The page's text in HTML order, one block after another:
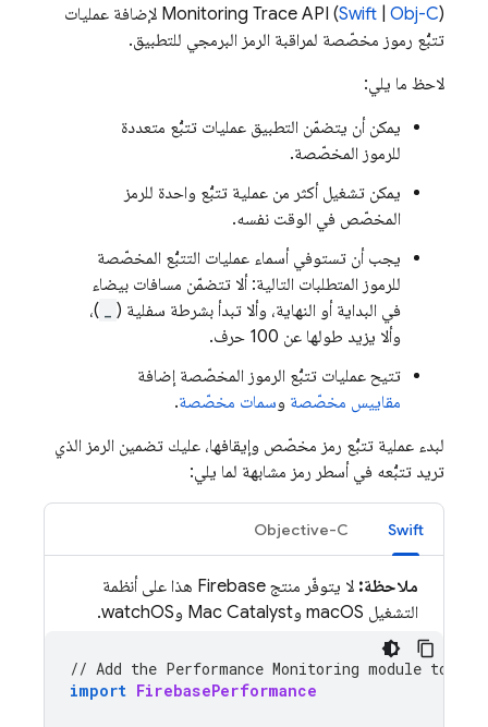
Monitoring Trace API (Swift Obj-C
) لإضافة عمليات
تتبُّع رموز مخصّصة لمراقبة الرمز البرمجي للتطبيق.
لاحظ ما يلي:
يمكن أن يتضمّن التطبيق عمليات تتبُّع متعددة
للرموز المخصّصة.
يمكن تشغيل أكثر من عملية تتبُّع واحدة للرمز
المخصّص في الوقت نفسه.
يجب أن تستوفي أسماء عمليات التتبُّع المخصّصة
للرموز المتطلبات التالية: ألا تتضمّن مسافات بيضاء
في البداية أو النهاية، وألا تبدأ بشرطة سفلية (
)،
وألا يزيد طولها عن 100 حرف.
تتيح عمليات تتبُّع الرموز المخصّصة إضافة
مقاييس مخصّصة وسمات مخصّصة.
لبدء عملية تتبُّع رمز مخصّص وإيقافها، عليك تضمين الرمز الذي
تريد تتبُّعه في أسطر رمز مشابهة لما يلي:
Swift
Objective-C
ملاحظة:
لا يتوفّر منتج Firebase هذا على أنظمة
التشغيل macOS وMac Catalyst وwatchOS.
// Add the Performance Monitoring module to
import FirebasePerformance